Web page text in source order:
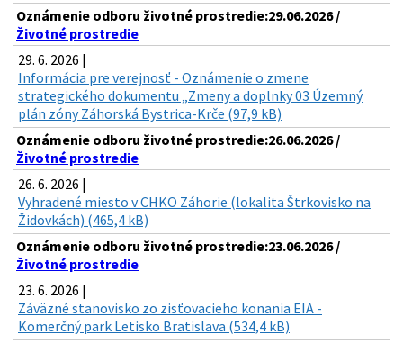
Oznámenie odboru životné prostredie:29.06.2026 /
Životné prostredie
29. 6. 2026 |
Informácia pre verejnosť - Oznámenie o zmene
strategického dokumentu „Zmeny a doplnky 03 Územný
plán zóny Záhorská Bystrica-Krče (97,9 kB)
Oznámenie odboru životné prostredie:26.06.2026 /
Životné prostredie
26. 6. 2026 |
Vyhradené miesto v CHKO Záhorie (lokalita Štrkovisko na
Židovkách) (465,4 kB)
Oznámenie odboru životné prostredie:23.06.2026 /
Životné prostredie
23. 6. 2026 |
Záväzné stanovisko zo zisťovacieho konania EIA -
Komerčný park Letisko Bratislava (534,4 kB)